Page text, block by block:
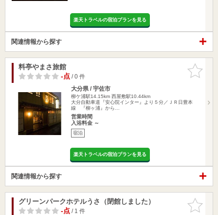
楽天トラベルの宿泊プランを見る
関連情報から探す
お気に入
りに追加
料亭やまさ旅館
-点/ 0 件
大分県 / 宇佐市
柳ケ浦駅14.15km 西屋敷駅10.44km
大分自動車道『安心院インター』より５分／ＪＲ日豊本
線 『柳ヶ浦』から…
営業時間
入浴料金 ～
宿泊
楽天トラベルの宿泊プランを見る
関連情報から探す
お気に入
りに追加
グリーンパークホテルうさ（閉館しました）
-点/ 1 件